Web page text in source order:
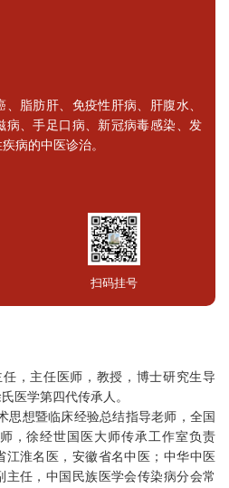
脂肪肝、免疫性肝病、肝腹水、
病、手足口病、新冠病毒感染、发
病的中医诊治。
扫码挂号
主任医师，教授，博士研究生导
医学第四代传承人。
想暨临床经验总结指导老师，全国
，徐经世国医大师传承工作室负责
江淮名医，安徽省名中医；中华中医
任，中国民族医学会传染病分会常